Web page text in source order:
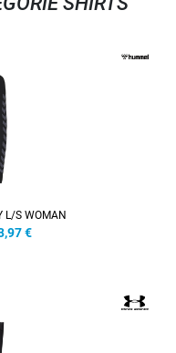
L/S WOMAN
€